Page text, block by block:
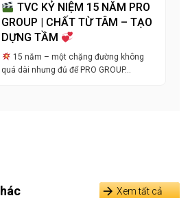
TVC KỶ NIỆM 15 NĂM PRO
GROUP | CHẤT TỪ TÂM – TẠO
DỰNG TẦM
15 năm – một chặng đường không
quá dài nhưng đủ để PRO GROUP…
Xem tất cả